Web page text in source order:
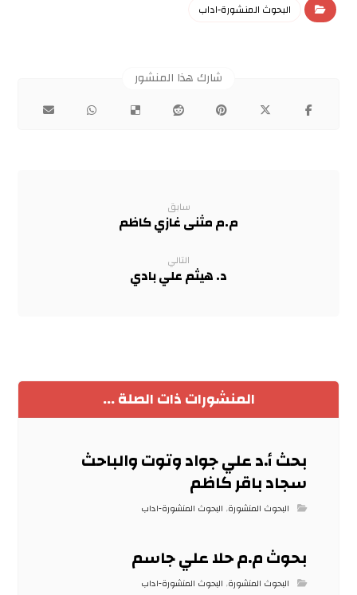
البحوث المنشورة-اداب
سابق
م.م مثنى غازي كاظم
التالي
د. هيثم علي بادي
المنشورات ذات الصلة ...
بحث أ.د علي جواد وتوت والباحث
سجاد باقر كاظم
البحوث المنشورة, البحوث المنشورة-اداب
بحوث م.م حلا علي جاسم
البحوث المنشورة, البحوث المنشورة-اداب